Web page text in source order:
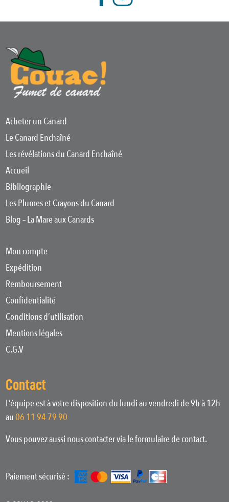
Acheter un Canard
Le Canard Enchaîné
Les révélations du Canard Enchaîné
Accueil
Bibliographie
Les Plumes et Crayons du Canard
Blog – La Mare aux Canards
Mon compte
Expédition
Remboursement
Confidentialité
Conditions d’utilisation
Mentions légales
C.G.V
Contact
L’équipe est à votre disposition du lundi au vendredi de 9h à 12h
au06 11 94 79 90
Vous pouvez aussi nous contacter via le formulaire de contact.
Paiement sécurisé :